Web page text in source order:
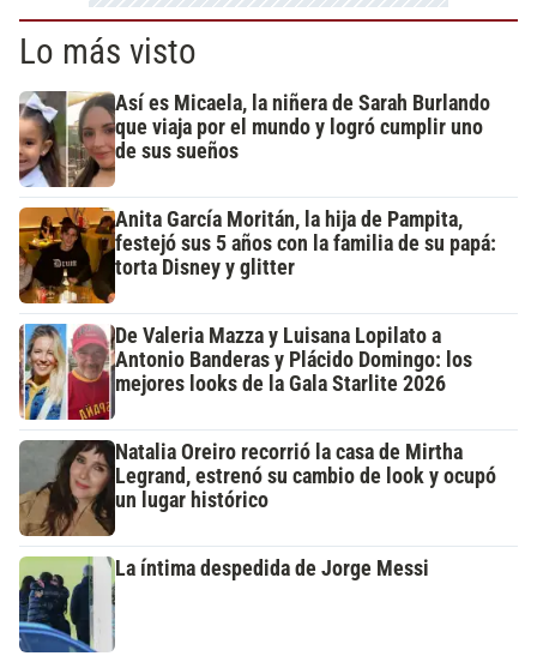
Lo más visto
Así es Micaela, la niñera de Sarah Burlando
que viaja por el mundo y logró cumplir uno
de sus sueños
Anita García Moritán, la hija de Pampita,
festejó sus 5 años con la familia de su papá:
torta Disney y glitter
De Valeria Mazza y Luisana Lopilato a
Antonio Banderas y Plácido Domingo: los
mejores looks de la Gala Starlite 2026
Natalia Oreiro recorrió la casa de Mirtha
Legrand, estrenó su cambio de look y ocupó
un lugar histórico
La íntima despedida de Jorge Messi